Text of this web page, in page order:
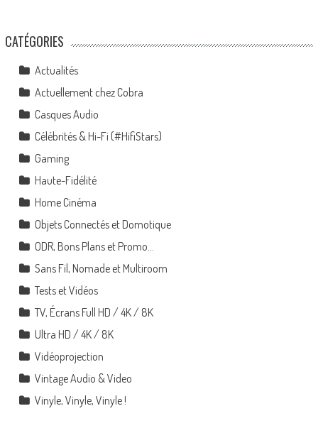
CATÉGORIES
Actualités
Actuellement chez Cobra
Casques Audio
Célébrités & Hi-Fi (#HifiStars)
Gaming
Haute-Fidélité
Home Cinéma
Objets Connectés et Domotique
ODR, Bons Plans et Promo…
Sans Fil, Nomade et Multiroom
Tests et Vidéos
TV, Écrans Full HD / 4K / 8K
Ultra HD / 4K / 8K
Vidéoprojection
Vintage Audio & Video
Vinyle, Vinyle, Vinyle !